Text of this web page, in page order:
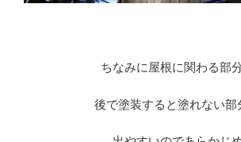
ちなみに屋根に関わる部
後で塗装すると塗れない部